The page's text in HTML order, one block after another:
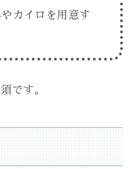
カイロを用意す
です。